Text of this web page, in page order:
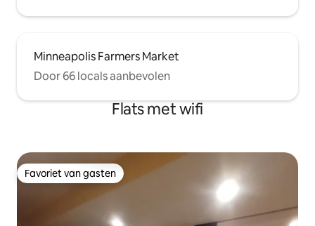
Minneapolis Farmers Market
Door 66 locals aanbevolen
Flats met wifi
Favoriet van gasten
Favoriet van gasten